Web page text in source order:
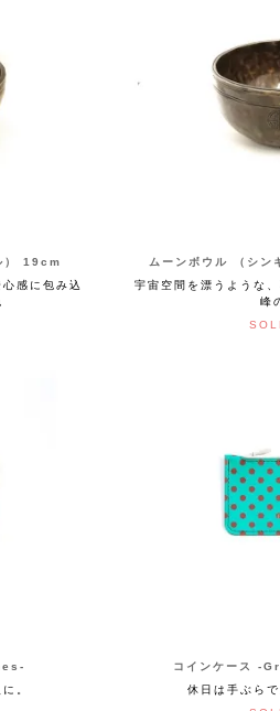
） 19cm
感に包み込
ムーンボウル （シ
宇宙空間を漂うような
峰
。
コインケース -
休日は手ぶら